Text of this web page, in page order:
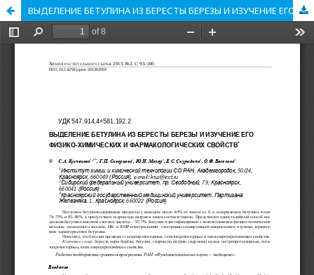
ВЫДЕЛЕНИЕ БЕТУЛИНА ИЗ БЕРЕСТЫ БЕРЕЗЫ И ИЗУЧЕНИЕ ЕГО ФИЗИКО-ХИМИЧЕСКИХ И ФАРМАКОЛОГИЧЕСКИХ СВОЙСТВ